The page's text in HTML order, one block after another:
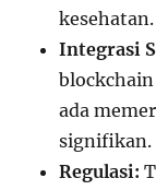
kesehatan.
Integrasi
ada
signifikan.
Regulasi: